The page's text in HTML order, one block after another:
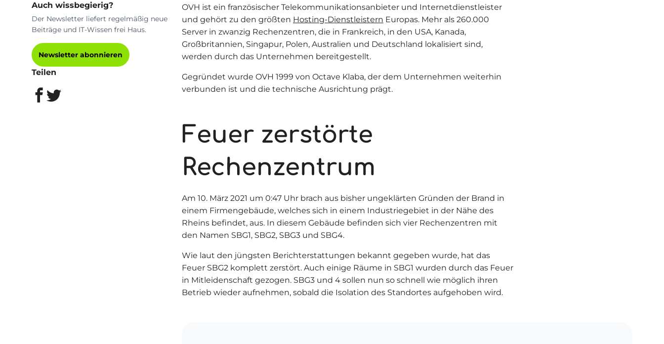
Auch wissbegierig?
Der Newsletter liefert regelmäßig neue
Beiträge und IT-Wissen frei Haus.
Newsletter abonnieren
Teilen
OVH ist ein französischer Telekommunikationsanbieter und Internetdienstleister
und gehört zu den größten Hosting-Dienstleistern Europas. Mehr als 260.000
Server in zwanzig Rechenzentren, die in Frankreich, in den USA, Kanada,
Großbritannien, Singapur, Polen, Australien und Deutschland lokalisiert sind,
werden durch das Unternehmen bereitgestellt.
Gegründet wurde OVH 1999 von Octave Klaba, der dem Unternehmen weiterhin
verbunden ist und die technische Ausrichtung prägt.
Feuer zerstörte
Rechenzentrum
Am 10. März 2021 um 0:47 Uhr brach aus bisher ungeklärten Gründen der Brand in
einem Firmengebäude, welches sich in einem Industriegebiet in der Nähe des
Rheins befindet, aus. In diesem Gebäude befinden sich vier Rechenzentren mit
den Namen SBG1, SBG2, SBG3 und SBG4.
Wie laut den jüngsten Berichterstattungen bekannt gegeben wurde, hat das
Feuer SBG2 komplett zerstört. Auch einige Räume in SBG1 wurden durch das Feuer
in Mitleidenschaft gezogen. SBG3 und 4 sollen nun so schnell wie möglich ihren
Betrieb wieder aufnehmen, sobald die Isolation des Standortes aufgehoben wird.